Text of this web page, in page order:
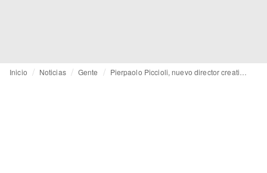
Inicio Noticias Gente